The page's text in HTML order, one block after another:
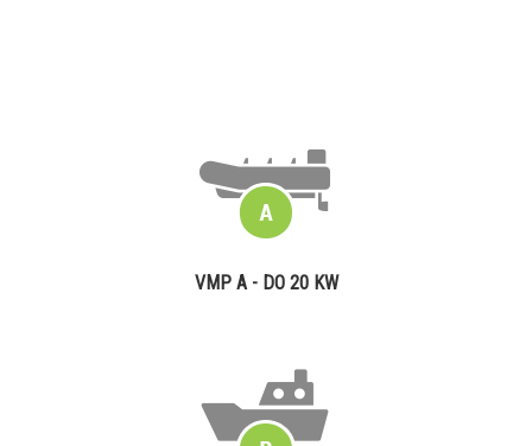
VMP A - DO 20 KW